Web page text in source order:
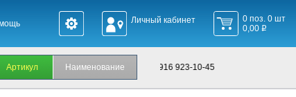
Личный кабинет
0 поз. 0 шт
0,00q
660-24-60, Интернет-магазин +7 916 923-10-45